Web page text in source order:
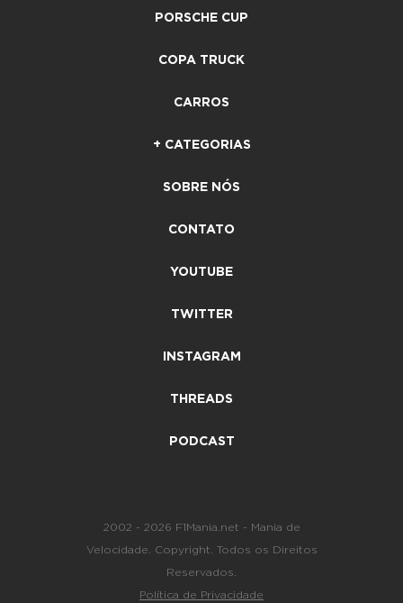
PORSCHE CUP
COPA TRUCK
CARROS
+ CATEGORIAS
SOBRE NÓS
CONTATO
YOUTUBE
TWITTER
INSTAGRAM
THREADS
PODCAST
2002 - 2026 F1Mania.net - Mania de
Velocidade. Copyright. Todos os Direitos
Reservados.
Política de Privacidade